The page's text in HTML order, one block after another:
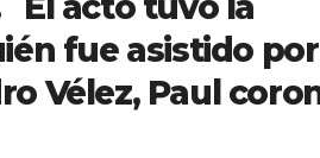
fue asistido por
Vélez, Paul